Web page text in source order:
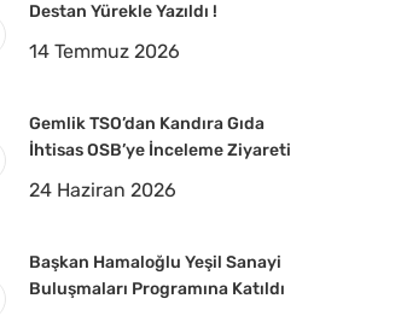
Destan Yürekle Yazıldı !
14 Temmuz 2026
Gemlik TSO’dan Kandıra Gıda
İhtisas OSB’ye İnceleme Ziyareti
24 Haziran 2026
Başkan Hamaloğlu Yeşil Sanayi
Buluşmaları Programına Katıldı